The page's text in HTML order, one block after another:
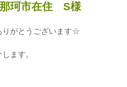
那珂市在住 S様
がとうございます☆
ます。